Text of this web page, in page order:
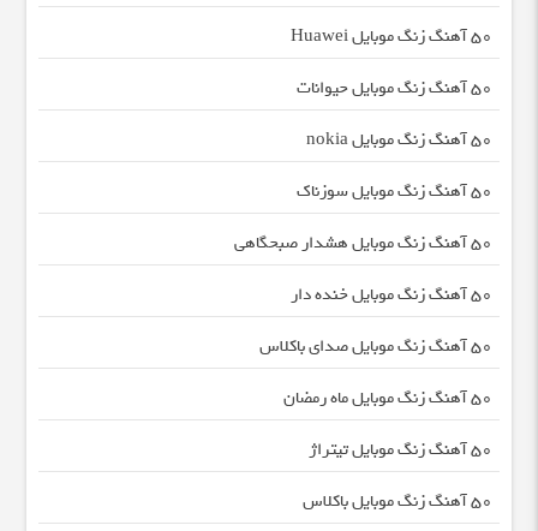
50 آهنگ زنگ موبایل Huawei
50 آهنگ زنگ موبایل حیوانات
50 آهنگ زنگ موبایل nokia
50 آهنگ زنگ موبایل سوزناک
50 آهنگ زنگ موبایل هشدار صبحگاهی
50 آهنگ زنگ موبایل خنده دار
50 آهنگ زنگ موبایل صدای باکلاس
50 آهنگ زنگ موبایل ماه رمضان
50 آهنگ زنگ موبایل تیتراژ
50 آهنگ زنگ موبایل باکلاس